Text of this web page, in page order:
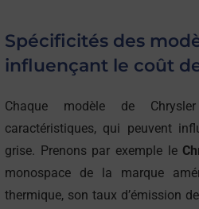
Spécificités des
influençant le coût
Chaque modèle de
caractéristiques, qui peuvent
grise. Prenons par exemple le
monospace de la marque
thermique, son taux d’émission